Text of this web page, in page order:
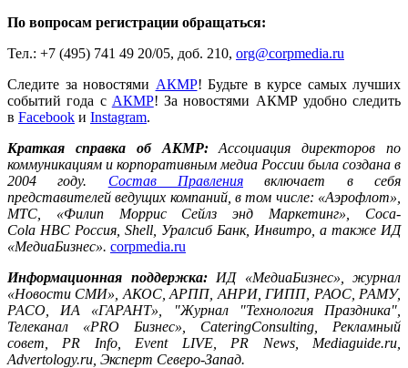
По вопросам регистрации обращаться:
Тел.: +7 (495) 741 49 20/05, доб. 210, org@corpmedia.ru
Следите за новостями АКМР! Будьте в курсе самых лучших
событий года c АКМР! За новостями АКМР удобно следить
в Facebook и Instagram.
Краткая справка об АКМР:Ассоциация директоров по
коммуникациям и корпоративным медиа России была создана в
2004 году. Состав Правления включает в себя
представителей ведущих компаний, в том числе: «Аэрофлот»,
МТС, «Филип Моррис Сейлз энд Маркетинг», Coca-
Cola HBC Россия, Shell, Уралсиб Банк, Инвитро, а также ИД
«МедиаБизнес». corpmedia.ru
Информационная поддержка:ИД «МедиаБизнес», журнал
«Новости СМИ», АКОС, АРПП, АНРИ, ГИПП, РАОС, РАМУ,
РАСО, ИА «ГАРАНТ», "Журнал "Технология Праздника",
Телеканал «PRO Бизнес», CateringConsulting, Рекламный
совет, PR Info, Event LIVE, PR News, Mediaguide.ru,
Advertology.ru, Эксперт Северо-Запад.